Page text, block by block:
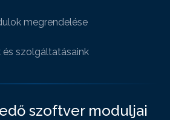
megrendelése
és szolgáltatásaink
szoftver moduljai